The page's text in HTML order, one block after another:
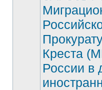
Креста
России в